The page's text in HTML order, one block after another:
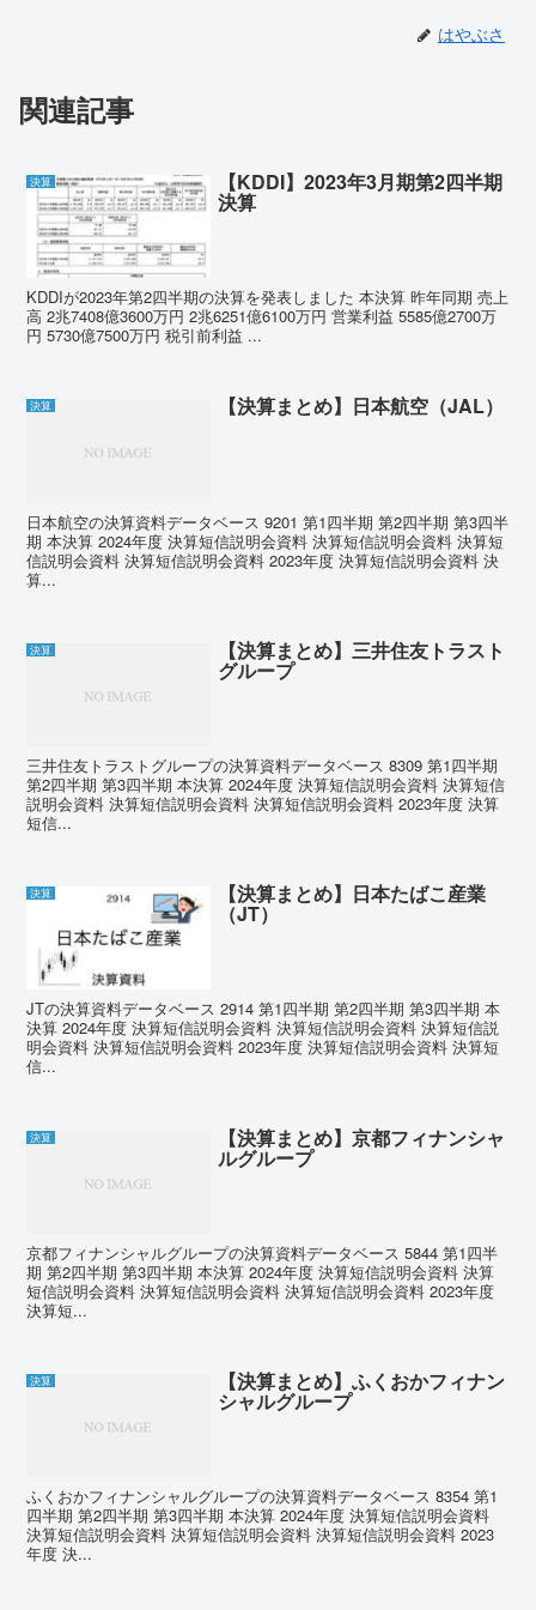
はやぶさ
関連記事
決算 【KDDI】2023年3月期第2四半期
決算
KDDIが2023年第2四半期の決算を発表しました 本決算 昨年同期 売上
高 2兆7408億3600万円 2兆6251億6100万円 営業利益 5585億2700万
円 5730億7500万円 税引前利益 ...
決算 【決算まとめ】日本航空（JAL）
日本航空の決算資料データベース 9201 第1四半期 第2四半期 第3四半
期 本決算 2024年度 決算短信説明会資料 決算短信説明会資料 決算短
信説明会資料 決算短信説明会資料 2023年度 決算短信説明会資料 決
算...
決算 【決算まとめ】三井住友トラスト
グループ
三井住友トラストグループの決算資料データベース 8309 第1四半期
第2四半期 第3四半期 本決算 2024年度 決算短信説明会資料 決算短信
説明会資料 決算短信説明会資料 決算短信説明会資料 2023年度 決算
短信...
決算 【決算まとめ】日本たばこ産業
（JT）
JTの決算資料データベース 2914 第1四半期 第2四半期 第3四半期 本
決算 2024年度 決算短信説明会資料 決算短信説明会資料 決算短信説
明会資料 決算短信説明会資料 2023年度 決算短信説明会資料 決算短
信...
決算 【決算まとめ】京都フィナンシャ
ルグループ
京都フィナンシャルグループの決算資料データベース 5844 第1四半
期 第2四半期 第3四半期 本決算 2024年度 決算短信説明会資料 決算
短信説明会資料 決算短信説明会資料 決算短信説明会資料 2023年度
決算短...
決算 【決算まとめ】ふくおかフィナン
シャルグループ
ふくおかフィナンシャルグループの決算資料データベース 8354 第1
四半期 第2四半期 第3四半期 本決算 2024年度 決算短信説明会資料
決算短信説明会資料 決算短信説明会資料 決算短信説明会資料 2023
年度 決...